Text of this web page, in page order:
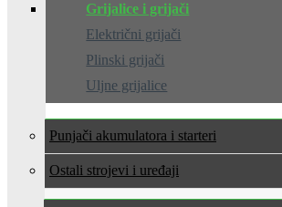
Grijalice i grijači
Električni grijači
Plinski grijači
Uljne grijalice
Punjači akumulatora i starteri
Ostali strojevi i uređaji